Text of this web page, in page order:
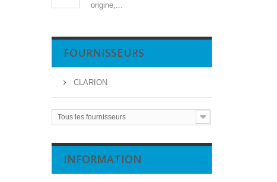
origine,...
FOURNISSEURS
CLARION
Tous les fournisseurs
INFORMATION